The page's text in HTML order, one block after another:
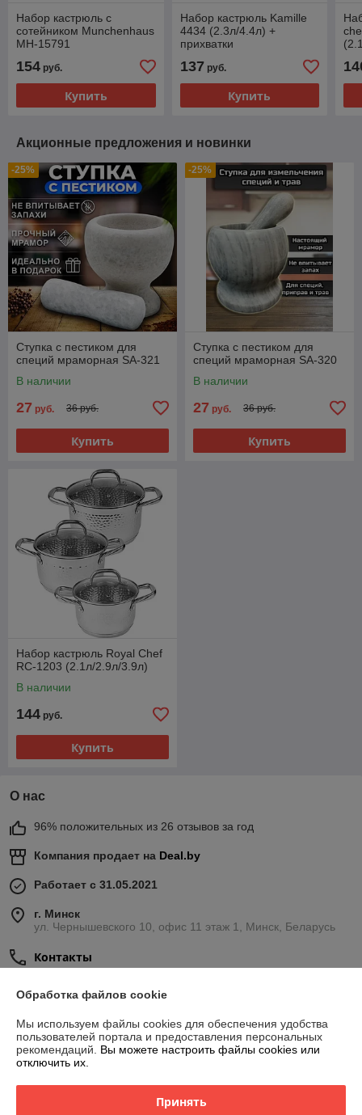
Набор кастрюль с
сотейником Munchenhaus
MH-15791
154 руб.
Купить
Набор кастрюль Kamille
4434 (2.3л/4.4л) +
прихватки
137 руб.
Купить
Акционные предложения и новинки
-25%
Ступка с пестиком для
специй мраморная SA-321
В наличии
27 руб. 36 руб.
Купить
-25%
Ступка с пестиком для
специй мраморная SA-320
В наличии
27 руб. 36 руб.
Купить
Набор кастрюль Royal Chef
RC-1203 (2.1л/2.9л/3.9л)
В наличии
144 руб.
Купить
О нас
96% положительных из 26 отзывов за год
Компания продает на Deal.by
Работает с 31.05.2021
г. Минск
ул. Чернышевского 10, офис 11 этаж 1, Минск, Беларусь
Контакты
Сегодня работает с 08:00 до 20:00
Показать весь график работы
Отзывы о магазине
189 отзывов за всё время
Обработка файлов cookie
Мы используем файлы cookies для обеспечения удобства
пользователей портала и предоставления персональных
рекомендаций. Вы можете настроить файлы cookies или
отключить их.
Принять